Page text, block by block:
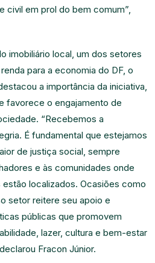
civil em prol do bem comum”,
imobiliário local, um dos setores
para a economia do DF, o
a importância da iniciativa,
favorece o engajamento de
“Recebemos a
É fundamental que estejamos
de justiça social, sempre
e às comunidades onde
localizados. Ocasiões como
setor reitere seu apoio e
públicas que promovem
lazer, cultura e bem-estar
Fracon Júnior.